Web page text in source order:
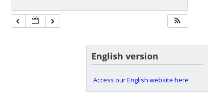
English version
Access our English website here